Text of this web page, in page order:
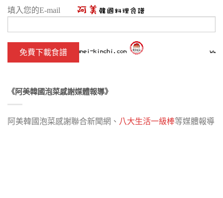
填入您的E-mail
《阿美韓國泡菜感謝媒體報導》
阿美韓國泡菜感謝聯合新聞網、 八大生活一級棒等媒體報導